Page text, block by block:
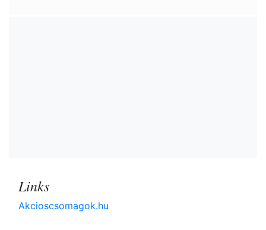
Links
Akcioscsomagok.hu